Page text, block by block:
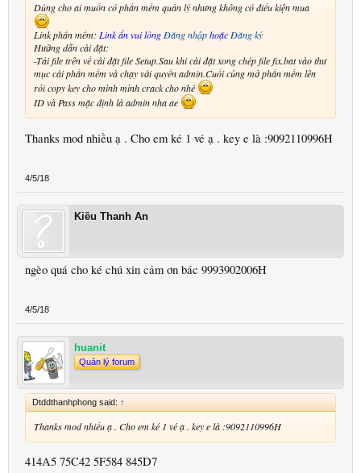
Dùng cho ai muốn có phần mềm quản lý nhưng không có điều kiện mua
Link phần mềm: Link ẩn vui lòngĐăng nhậphoặcĐăng ký
Hưỡng dẫn cài đặt:
-Tải file trên về cài đặt file Setup.Sau khi cài đặt xong chép file fix.bat vào thư
mục cài phần mềm và chạy với quyền admin.Cuối cùng mở phần mềm lên
rồi copy key cho mình mình crack cho nhé
ID và Pass mặc định là admin nha ae
Thanks mod nhiều ạ . Cho em ké 1 vé ạ . key e là :9092110996H
4/5/18
Kiều Thanh An
ngèo quá cho ké chú xin cảm ơn bác 9993902006H
4/5/18
huanit
Quản lý forum
Dtddthanhphong said: ↑
Thanks mod nhiều ạ . Cho em ké 1 vé ạ . key e là :9092110996H
414A5 75C42 5F584 845D7